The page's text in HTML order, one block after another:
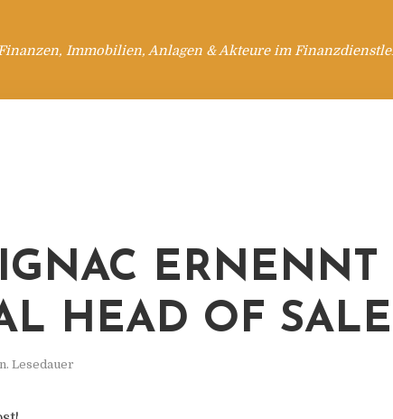
Immobilien, Anlagen & Akteure im
ERNENNT
HEAD OF
Lesedauer